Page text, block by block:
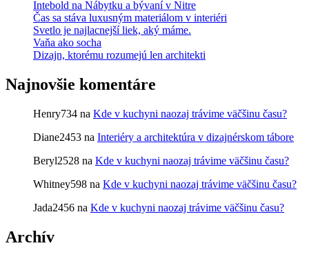
Intebold na Nábytku a bývaní v Nitre
Čas sa stáva luxusným materiálom v interiéri
Svetlo je najlacnejší liek, aký máme.
Vaňa ako socha
Dizajn, ktorému rozumejú len architekti
Najnovšie komentáre
Henry734 na Kde v kuchyni naozaj trávime väčšinu času?
Diane2453 na Interiéry a architektúra v dizajnérskom tábore
Beryl2528 na Kde v kuchyni naozaj trávime väčšinu času?
Whitney598 na Kde v kuchyni naozaj trávime väčšinu času?
Jada2456 na Kde v kuchyni naozaj trávime väčšinu času?
Archív